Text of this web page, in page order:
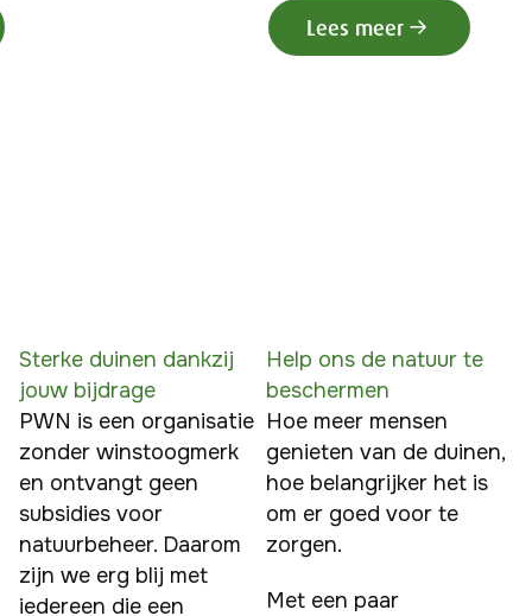
Kennemerduinen en het Kraansvlak
binnen het Nationaal Park. Voor een
Lees meer
Sterke duinen dankzij
jouw bijdrage
PWN is een organisatie
zonder winstoogmerk
en ontvangt geen
subsidies voor
natuurbeheer. Daarom
zijn we erg blij met
Help ons de natuur te
beschermen
Hoe meer mensen
genieten van de duinen,
hoe belangrijker het is
om er goed voor te
zorgen.
Met een paar